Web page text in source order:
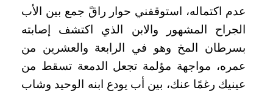
عدم اكتماله، استوقفني حوار راقً جمع بين الأب
الجراح المشهور والابن الذي اكتشف إصابته
بسرطان المخ وهو في الرابعة والعشرين من
عمره، مواجهة مؤلمة تجعل الدمعة تسقط من
عينيك رغمًا عنك، بين أب يودع ابنه الوحيد وشاب